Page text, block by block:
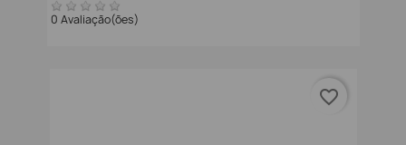
0 Avaliação(ões)
favorite_border